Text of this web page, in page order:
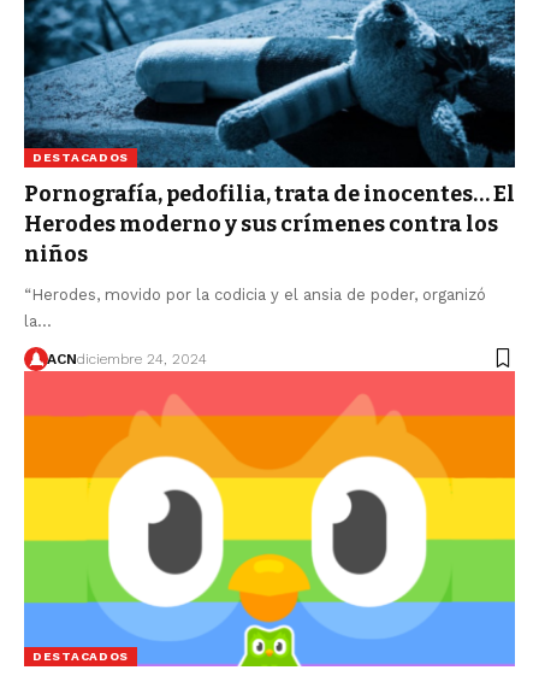
DESTACADOS
Pornografía, pedofilia, trata de inocentes… El
Herodes moderno y sus crímenes contra los
niños
“Herodes, movido por la codicia y el ansia de poder, organizó
la…
ACNdiciembre 24, 2024
DESTACADOS